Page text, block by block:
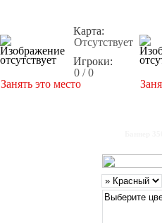
Карта:
Отсутствует
Игроки:
0 / 0
Занять это место